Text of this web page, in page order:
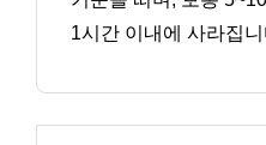
1시간 이내에 사라집니